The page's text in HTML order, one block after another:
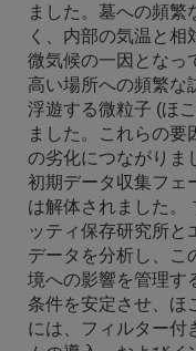
ました。墓への頻繁
く、内部の気温と
微気候の一因となっ
高い場所への頻繁な
浮遊する微粒子 (ほ
ました。これらの要
の劣化につながりま
初期データ収集フェ
は解体されました。
ッティ保存研究所と
データを分析し、こ
境への影響を管理す
条件を安定させ、ほ
には、フィルター付